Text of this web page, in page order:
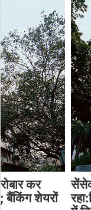
सेंसेक्स 300 अंक
रहा:निफ्टी 50